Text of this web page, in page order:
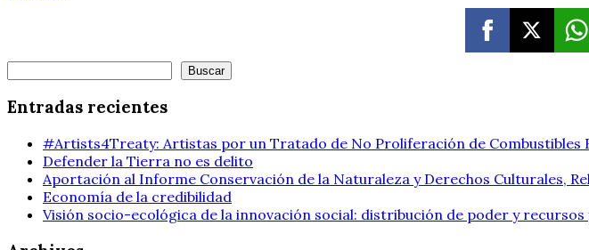
Buscar
Entradas recientes
#Artists4Treaty: Artistas por un Tratado de No Proliferación de Combustibles
Defender la Tierra no es delito
Aportación al Informe Conservación de la Naturaleza y Derechos Culturales,
Economía de la credibilidad
Visión socio-ecológica de la innovación social: distribución de poder y